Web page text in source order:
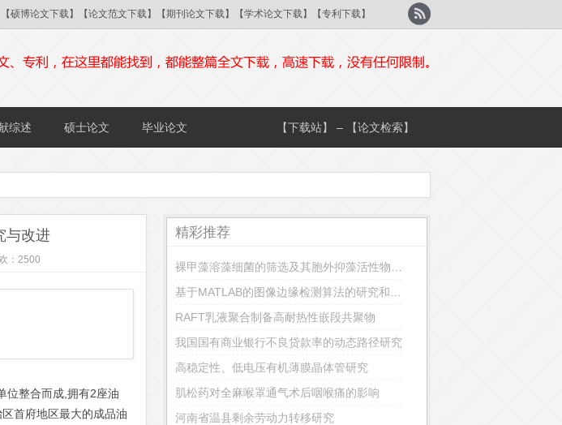
硕博论文下载】【论文范文下载】【期刊论文下载】【学术论文下载】【专利下载】
综述 硕士论文 毕业论文 【下载站】 – 【论文检索】
与改进
：2500
位整合而成,拥有2座油
首府地区最大的成品油
精彩推荐
RAFT乳液聚合制备高耐热性嵌段共聚物
我国国有商业银行不良贷款率的动态路径研究
高稳定性、低电压有机薄膜晶体管研究
肌松药对全麻喉罩通气术后咽喉痛的影响
河南省温县剩余劳动力转移研究